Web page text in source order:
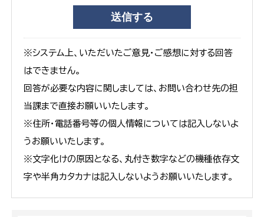
※システム上、いただいたご意見・ご感想に対する回答
はできません。
回答が必要な内容に関しましては、お問い合わせ先の担
当課まで直接お願いいたします。
※住所・電話番号等の個人情報については記入しないよ
うお願いいたします。
※文字化けの原因となる、丸付き数字などの機種依存文
字や半角カタカナは記入しないようお願いいたします。